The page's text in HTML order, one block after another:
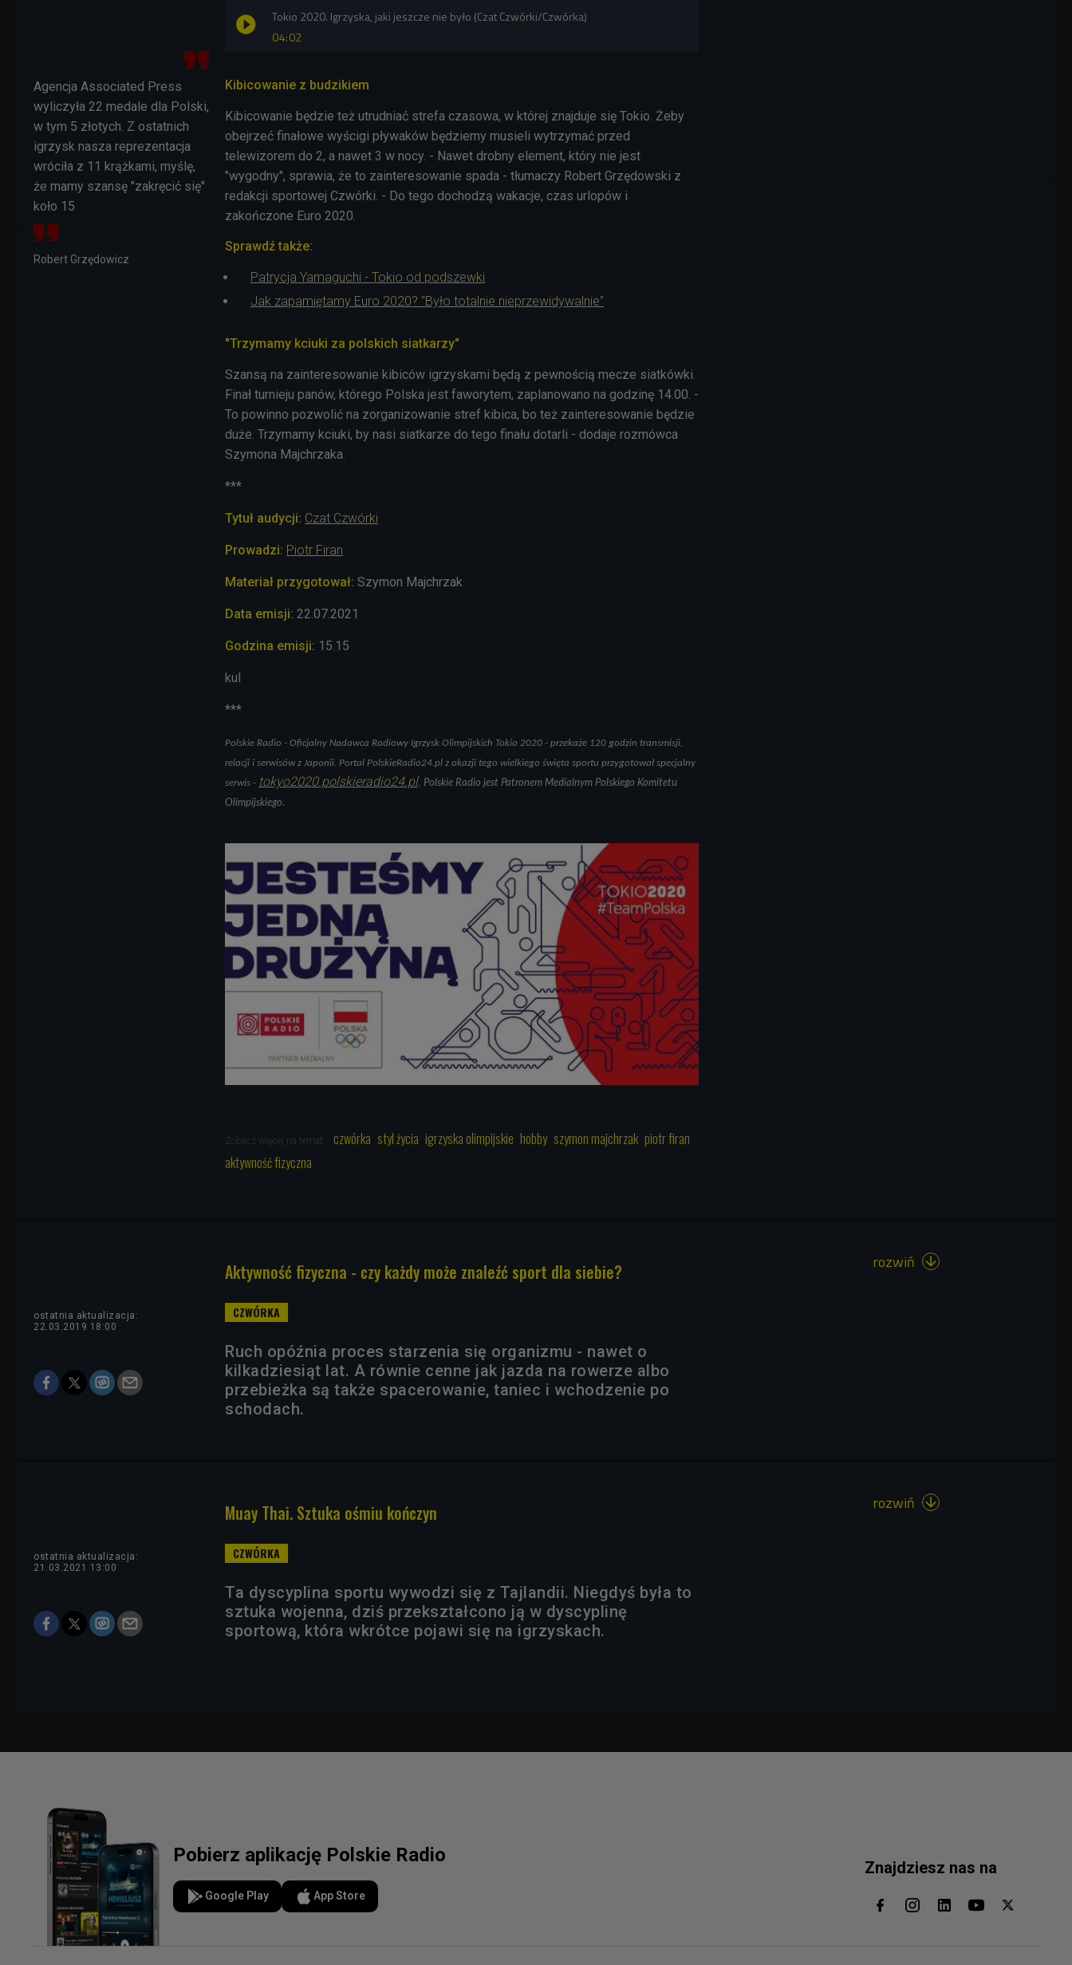
04:02
Tokio 2020. Igrzyska, jaki jeszcze nie było (Czat Czwórki/Czwórka)
Agencja Associated Press
wyliczyła 22 medale dla Polski,
w tym 5 złotych. Z ostatnich
igrzysk nasza reprezentacja
wróciła z 11 krążkami, myślę,
że mamy szansę "zakręcić się"
koło 15
Robert Grzędowicz
Kibicowanie z budzikiem
Kibicowanie będzie też utrudniać strefa czasowa, w której znajduje się Tokio. Żeby
obejrzeć finałowe wyścigi pływaków będziemy musieli wytrzymać przed
telewizorem do 2, a nawet 3 w nocy. - Nawet drobny element, który nie jest
"wygodny", sprawia, że to zainteresowanie spada - tłumaczy Robert Grzędowski z
redakcji sportowej Czwórki. - Do tego dochodzą wakacje, czas urlopów i
zakończone Euro 2020.
Sprawdź także:
Patrycja Yamaguchi - Tokio od podszewki
Jak zapamiętamy Euro 2020? "Było totalnie nieprzewidywalnie"
"Trzymamy kciuki za polskich siatkarzy"
Szansą na zainteresowanie kibiców igrzyskami będą z pewnością mecze siatkówki.
Finał turnieju panów, którego Polska jest faworytem, zaplanowano na godzinę 14.00. -
To powinno pozwolić na zorganizowanie stref kibica, bo też zainteresowanie będzie
duże. Trzymamy kciuki, by nasi siatkarze do tego finału dotarli - dodaje rozmówca
Szymona Majchrzaka.
***
Tytuł audycji: Czat Czwórki
Prowadzi: Piotr Firan
Materiał przygotował: Szymon Majchrzak
Data emisji: 22.07.2021
Godzina emisji: 15.15
kul
***
Polskie Radio - Oficjalny Nadawca Radiowy Igrzysk Olimpijskich Tokio 2020 - przekaże 120 godzin transmisji,
relacji i serwisów z Japonii. Portal PolskieRadio24.pl z okazji tego wielkiego święta sportu przygotował specjalny
serwis - tokyo2020.polskieradio24.pl. Polskie Radio jest Patronem Medialnym Polskiego Komitetu
Olimpijskiego.
Zobacz więcej na temat: czwórka styl życia igrzyska olimpijskie hobby szymon majchrzak piotr firan
aktywność fizyczna
Aktywność fizyczna - czy każdy może znaleźć sport dla siebie?
ostatnia aktualizacja:
22.03.2019 18:00
Ruch opóźnia proces starzenia się organizmu - nawet o
kilkadziesiąt lat. A równie cenne jak jazda na rowerze albo
przebieżka są także spacerowanie, taniec i wchodzenie po
schodach.
rozwiń 
Muay Thai. Sztuka ośmiu kończyn
ostatnia aktualizacja:
21.03.2021 13:00
Ta dyscyplina sportu wywodzi się z Tajlandii. Niegdyś była to
sztuka wojenna, dziś przekształcono ją w dyscyplinę
sportową, która wkrótce pojawi się na igrzyskach.
rozwiń 
Pobierz aplikację Polskie Radio
Google Play App Store
Znajdziesz nas na